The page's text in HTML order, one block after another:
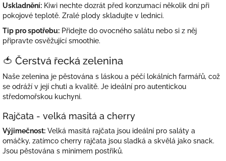
Uskladnění: Kiwi nechte dozrát před konzumací několik dní při
pokojové teplotě. Zralé plody skladujte v lednici.
Tip pro spotřebu: Přidejte do ovocného salátu nebo si z něj
připravte osvěžující smoothie.
🍅 Čerstvá řecká zelenina
Naše zelenina je pěstována s láskou a péčí lokálních farmářů, což
se odráží v její chuti a kvalitě. Je ideální pro autentickou
středomořskou kuchyni.
Rajčata - velká masitá a cherry
Výjimečnost: Velká masitá rajčata jsou ideální pro saláty a
omáčky, zatímco cherry rajčata jsou sladká a skvělá jako snack.
Jsou pěstována s minimem postřiků.